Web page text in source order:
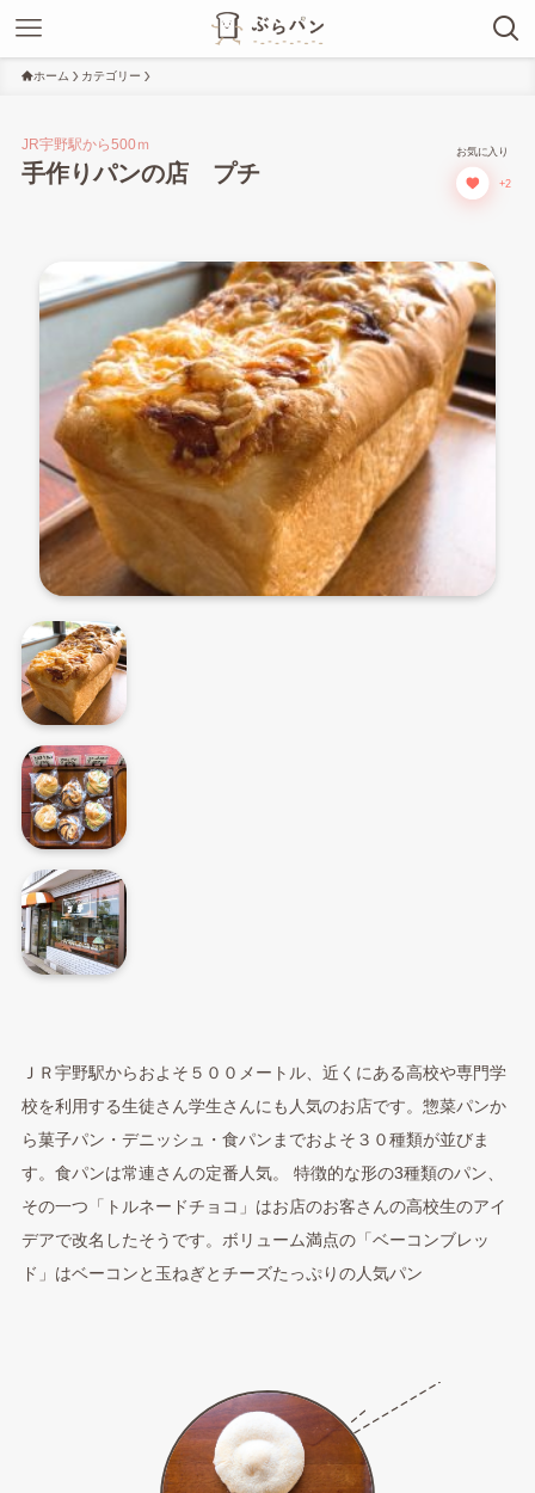
ホーム カテゴリー
JR宇野駅から500ｍ
手作りパンの店 プチ
お気に入り
+2
ＪＲ宇野駅からおよそ５００メートル、近くにある高校や専門学
校を利用する生徒さん学生さんにも人気のお店です。惣菜パンか
ら菓子パン・デニッシュ・食パンまでおよそ３０種類が並びま
す。食パンは常連さんの定番人気。 特徴的な形の3種類のパン、
その一つ「トルネードチョコ」はお店のお客さんの高校生のアイ
デアで改名したそうです。ボリューム満点の「ベーコンブレッ
ド」はベーコンと玉ねぎとチーズたっぷりの人気パン